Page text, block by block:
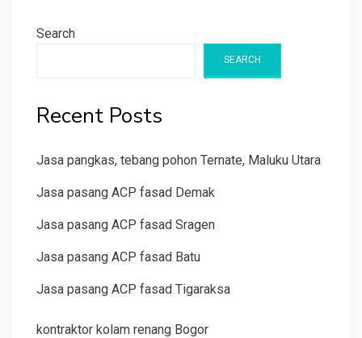
Search
SEARCH
Recent Posts
Jasa pangkas, tebang pohon Ternate, Maluku Utara
Jasa pasang ACP fasad Demak
Jasa pasang ACP fasad Sragen
Jasa pasang ACP fasad Batu
Jasa pasang ACP fasad Tigaraksa
kontraktor kolam renang Bogor